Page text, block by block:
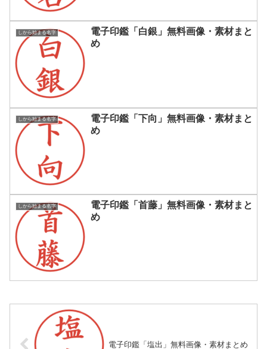
しから始まる名字
電子印鑑「白銀」無料画像・素材まと
め
しから始まる名字
電子印鑑「下向」無料画像・素材まと
め
しから始まる名字
電子印鑑「首藤」無料画像・素材まと
め
電子印鑑「塩出」無料画像・素材まとめ